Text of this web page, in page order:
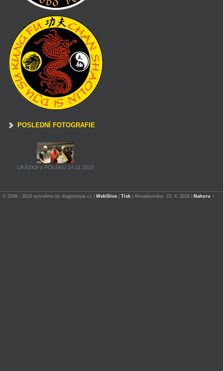
POSLEDNÍ FOTOGRAFIE
UKÁZKA V POLSKU 14.11.2015
© 2008 - 2019 vytvořeno by dragonstyle.cz | WebSlice Tisk Aktualizováno: 23. 4. 2026 Nahoru ↑